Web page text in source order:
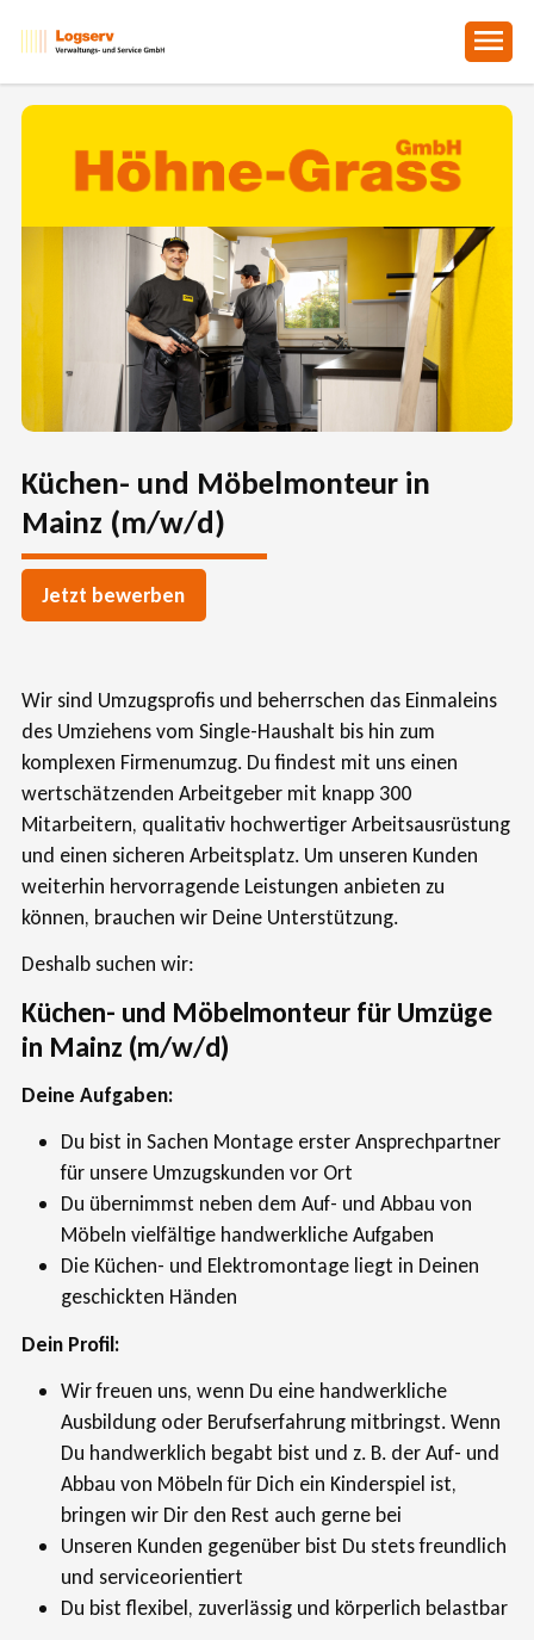
main
content
Küchen- und Möbelmonteur in
Mainz (m/w/d)
Jetzt bewerben
Wir sind Umzugsprofis und beherrschen das Einmaleins
des Umziehens vom Single-Haushalt bis hin zum
komplexen Firmenumzug. Du findest mit uns einen
wertschätzenden Arbeitgeber mit knapp 300
Mitarbeitern, qualitativ hochwertiger Arbeitsausrüstung
und einen sicheren Arbeitsplatz. Um unseren Kunden
weiterhin hervorragende Leistungen anbieten zu
können, brauchen wir Deine Unterstützung.
Deshalb suchen wir:
Küchen- und Möbelmonteur für Umzüge
in Mainz (m/w/d)
Deine Aufgaben:
Du bist in Sachen Montage erster Ansprechpartner
für unsere Umzugskunden vor Ort
Du übernimmst neben dem Auf- und Abbau von
Möbeln vielfältige handwerkliche Aufgaben
Die Küchen- und Elektromontage liegt in Deinen
geschickten Händen
Dein Profil:
Wir freuen uns, wenn Du eine handwerkliche
Ausbildung oder Berufserfahrung mitbringst. Wenn
Du handwerklich begabt bist und z. B. der Auf- und
Abbau von Möbeln für Dich ein Kinderspiel ist,
bringen wir Dir den Rest auch gerne bei
Unseren Kunden gegenüber bist Du stets freundlich
und serviceorientiert
Du bist flexibel, zuverlässig und körperlich belastbar